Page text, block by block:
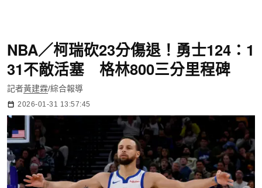
NBA／柯瑞砍23分傷退！勇士124：1
31不敵活塞 格林800三分里程碑
記者黃建霖/綜合報導
2026-01-31 13:57:45